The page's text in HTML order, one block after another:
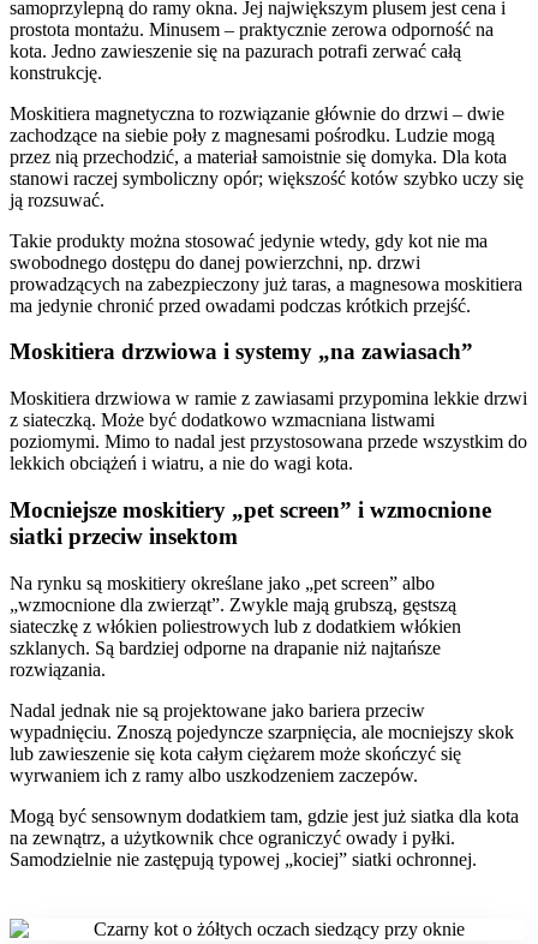
samoprzylepną do ramy okna. Jej największym plusem jest cena i
prostota montażu. Minusem – praktycznie zerowa odporność na
kota. Jedno zawieszenie się na pazurach potrafi zerwać całą
konstrukcję.
Moskitiera magnetyczna to rozwiązanie głównie do drzwi – dwie
zachodzące na siebie poły z magnesami pośrodku. Ludzie mogą
przez nią przechodzić, a materiał samoistnie się domyka. Dla kota
stanowi raczej symboliczny opór; większość kotów szybko uczy się
ją rozsuwać.
Takie produkty można stosować jedynie wtedy, gdy kot nie ma
swobodnego dostępu do danej powierzchni, np. drzwi
prowadzących na zabezpieczony już taras, a magnesowa moskitiera
ma jedynie chronić przed owadami podczas krótkich przejść.
Moskitiera drzwiowa i systemy „na zawiasach”
Moskitiera drzwiowa w ramie z zawiasami przypomina lekkie drzwi
z siateczką. Może być dodatkowo wzmacniana listwami
poziomymi. Mimo to nadal jest przystosowana przede wszystkim do
lekkich obciążeń i wiatru, a nie do wagi kota.
Mocniejsze moskitiery „pet screen” i wzmocnione
siatki przeciw insektom
Na rynku są moskitiery określane jako „pet screen” albo
„wzmocnione dla zwierząt”. Zwykle mają grubszą, gęstszą
siateczkę z włókien poliestrowych lub z dodatkiem włókien
szklanych. Są bardziej odporne na drapanie niż najtańsze
rozwiązania.
Nadal jednak nie są projektowane jako bariera przeciw
wypadnięciu. Znoszą pojedyncze szarpnięcia, ale mocniejszy skok
lub zawieszenie się kota całym ciężarem może skończyć się
wyrwaniem ich z ramy albo uszkodzeniem zaczepów.
Mogą być sensownym dodatkiem tam, gdzie jest już siatka dla kota
na zewnątrz, a użytkownik chce ograniczyć owady i pyłki.
Samodzielnie nie zastępują typowej „kociej” siatki ochronnej.